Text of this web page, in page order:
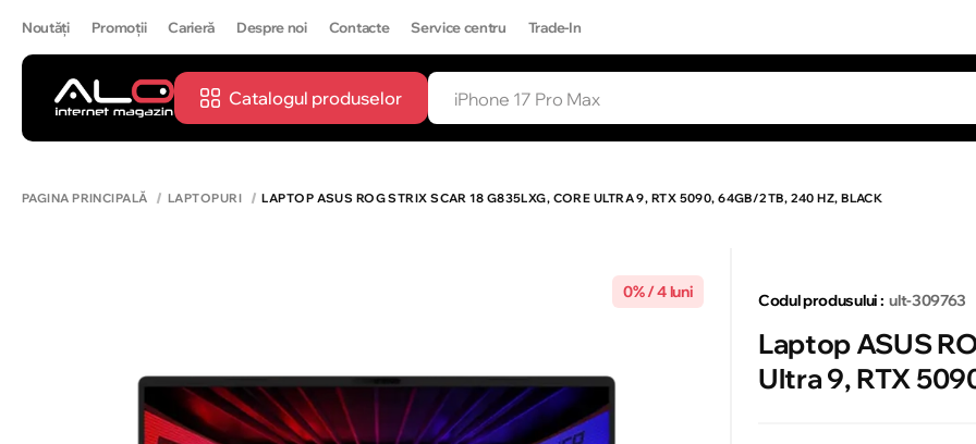
Noutăți Promoții Carieră Despre noi Contacte Service centru Trade-In
Catalogul produselor
PAGINA PRINCIPALĂ LAPTOPURI LAPTOP ASUS ROG STRIX SCAR 18 G835LXG, CORE ULTRA 9, RTX 5090, 64GB/2TB, 240 HZ, BLACK
0% / 4 luni Codul produsului : ult-309763
Laptop ASUS
Ultra 9, RTX